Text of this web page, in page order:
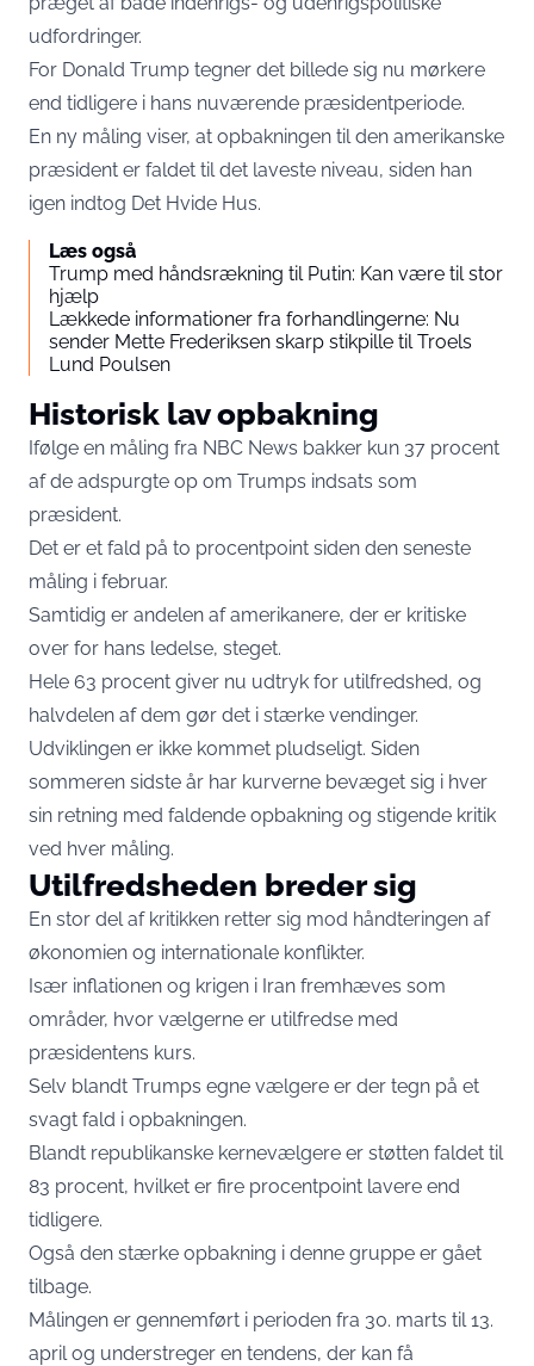
udfordringer.
For Donald Trump tegner det billede sig nu mørkere
end tidligere i hans nuværende præsidentperiode.
En ny måling viser, at opbakningen til den amerikanske
præsident er faldet til det laveste niveau, siden han
igen indtog Det Hvide Hus.
Læs også
Trump med håndsrækning til Putin: Kan være til stor
hjælp
Lækkede informationer fra forhandlingerne: Nu
sender Mette Frederiksen skarp stikpille til Troels
Lund Poulsen
Historisk lav opbakning
Ifølge en måling fra NBC News bakker kun 37 procent
af de adspurgte op om Trumps indsats som
præsident.
Det er et fald på to procentpoint siden den seneste
måling i februar.
Samtidig er andelen af amerikanere, der er kritiske
over for hans ledelse, steget.
Hele 63 procent giver nu udtryk for utilfredshed, og
halvdelen af dem gør det i stærke vendinger.
Udviklingen er ikke kommet pludseligt. Siden
sommeren sidste år har kurverne bevæget sig i hver
sin retning med faldende opbakning og stigende kritik
ved hver måling.
Utilfredsheden breder sig
En stor del af kritikken retter sig mod håndteringen af
økonomien og internationale konflikter.
Især inflationen og krigen i Iran fremhæves som
områder, hvor vælgerne er utilfredse med
præsidentens kurs.
Selv blandt Trumps egne vælgere er der tegn på et
svagt fald i opbakningen.
Blandt republikanske kernevælgere er støtten faldet til
83 procent, hvilket er fire procentpoint lavere end
tidligere.
Også den stærke opbakning i denne gruppe er gået
tilbage.
Målingen er gennemført i perioden fra 30. marts til 13.
april og understreger en tendens, der kan få